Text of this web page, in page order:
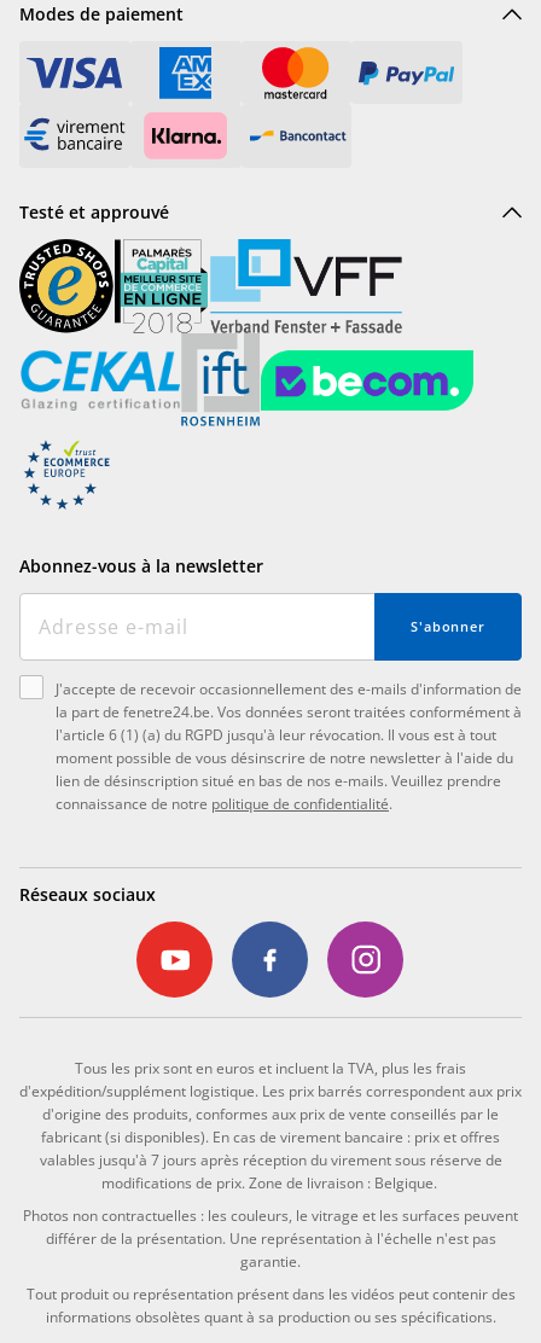
Modes de paiement
Testé et approuvé
Abonnez-vous à la newsletter
S'abonner
J'accepte de recevoir occasionnellement des e-mails d'information de
la part de fenetre24.be. Vos données seront traitées conformément à
l'article 6 (1) (a) du RGPD jusqu'à leur révocation. Il vous est à tout
moment possible de vous désinscrire de notre newsletter à l'aide du
lien de désinscription situé en bas de nos e-mails. Veuillez prendre
connaissance de notre politique de confidentialité.
Réseaux sociaux
Tous les prix sont en euros et incluent la TVA, plus les frais
d'expédition/supplément logistique. Les prix barrés correspondent aux prix
d'origine des produits, conformes aux prix de vente conseillés par le
fabricant (si disponibles). En cas de virement bancaire : prix et offres
valables jusqu'à 7 jours après réception du virement sous réserve de
modifications de prix. Zone de livraison : Belgique.
Photos non contractuelles : les couleurs, le vitrage et les surfaces peuvent
différer de la présentation. Une représentation à l'échelle n'est pas
garantie.
Tout produit ou représentation présent dans les vidéos peut contenir des
informations obsolètes quant à sa production ou ses spécifications.